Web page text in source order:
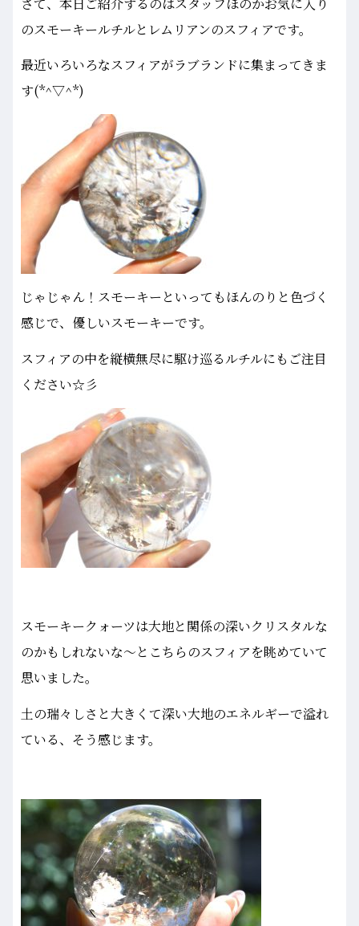
のスモーキールチルとレムリアンのスフィアです。
最近いろいろなスフィアがラブランドに集まってきま
す(*^▽^*)
じゃじゃん！スモーキーといってもほんのりと色づく
感じで、優しいスモーキーです。
スフィアの中を縦横無尽に駆け巡るルチルにもご注目
ください☆彡
スモーキークォーツは大地と関係の深いクリスタルな
のかもしれないな～とこちらのスフィアを眺めていて
思いました。
土の瑞々しさと大きくて深い大地のエネルギーで溢れ
ている、そう感じます。